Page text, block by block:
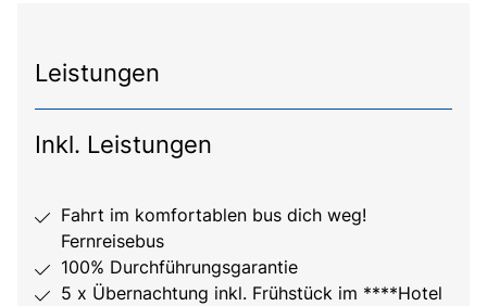
Leistungen
Inkl. Leistungen
Fahrt im komfortablen bus dich weg!
Fernreisebus
100% Durchführungsgarantie
5 x Übernachtung inkl. Frühstück im ****Hotel